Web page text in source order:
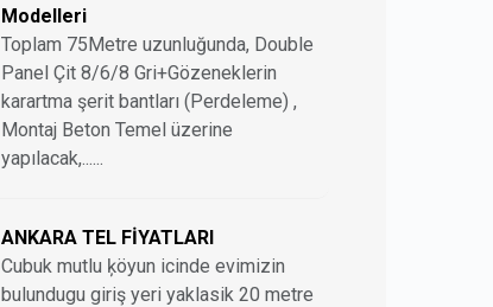
Modelleri
Toplam 75Metre uzunluğunda, Double
Panel Çit 8/6/8 Gri+Gözeneklerin
karartma şerit bantları (Perdeleme) ,
Montaj Beton Temel üzerine
yapılacak,......
ANKARA TEL FİYATLARI
Cubuk mutlu ķöyun icinde evimizin
bulundugu giriş yeri yaklasik 20 metre